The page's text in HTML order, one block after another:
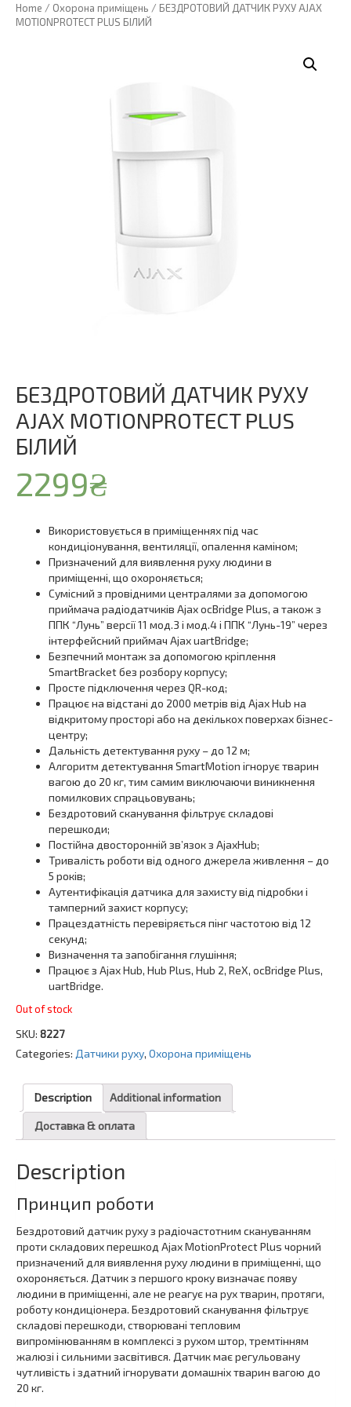
Home / Охорона приміщень / БЕЗДРОТОВИЙ ДАТЧИК РУХУ AJAX
MOTIONPROTECT PLUS БІЛИЙ
БЕЗДРОТОВИЙ ДАТЧИК РУХУ
AJAX MOTIONPROTECT PLUS
БІЛИЙ
2299₴
Використовується в приміщеннях під час
кондиціонування, вентиляції, опалення каміном;
Призначений для виявлення руху людини в
приміщенні, що охороняється;
Сумісний з провідними централями за допомогою
приймача радіодатчиків Ajax ocBridge Plus, а також з
ППК “Лунь” версії 11 мод.3 і мод.4 і ППК “Лунь-19” через
інтерфейсний приймач Ajax uartBridge;
Безпечний монтаж за допомогою кріплення
SmartBracket без розбору корпусу;
Просте підключення через QR-код;
Працює на відстані до 2000 метрів від Ajax Hub на
відкритому просторі або на декількох поверхах бізнес-
центру;
Дальність детектування руху – до 12 м;
Алгоритм детектування SmartMotion ігнорує тварин
вагою до 20 кг, тим самим виключаючи виникнення
помилкових спрацьовувань;
Бездротовий сканування фільтрує складові
перешкоди;
Постійна двосторонній зв’язок з AjaxHub;
Тривалість роботи від одного джерела живлення – до
5 років;
Аутентифікація датчика для захисту від підробки і
тамперний захист корпусу;
Працездатність перевіряється пінг частотою від 12
секунд;
Визначення та запобігання глушіння;
Працює з Ajax Hub, Hub Plus, Hub 2, ReX, ocBridge Plus,
uartBridge.
Out of stock
SKU: 8227
Categories: Датчики руху, Охорона приміщень
Description Additional information
Доставка & оплата
Description
Принцип роботи
Бездротовий датчик руху з радіочастотним скануванням
проти складових перешкод Ajax MotionProtect Plus чорний
призначений для виявлення руху людини в приміщенні, що
охороняється. Датчик з першого кроку визначає появу
людини в приміщенні, але не реагує на рух тварин, протяги,
роботу кондиціонера. Бездротовий сканування фільтрує
складові перешкоди, створювані тепловим
випромінюванням в комплексі з рухом штор, тремтінням
жалюзі і сильними засвітився. Датчик має регульовану
чутливість і здатний ігнорувати домашніх тварин вагою до
20 кг.